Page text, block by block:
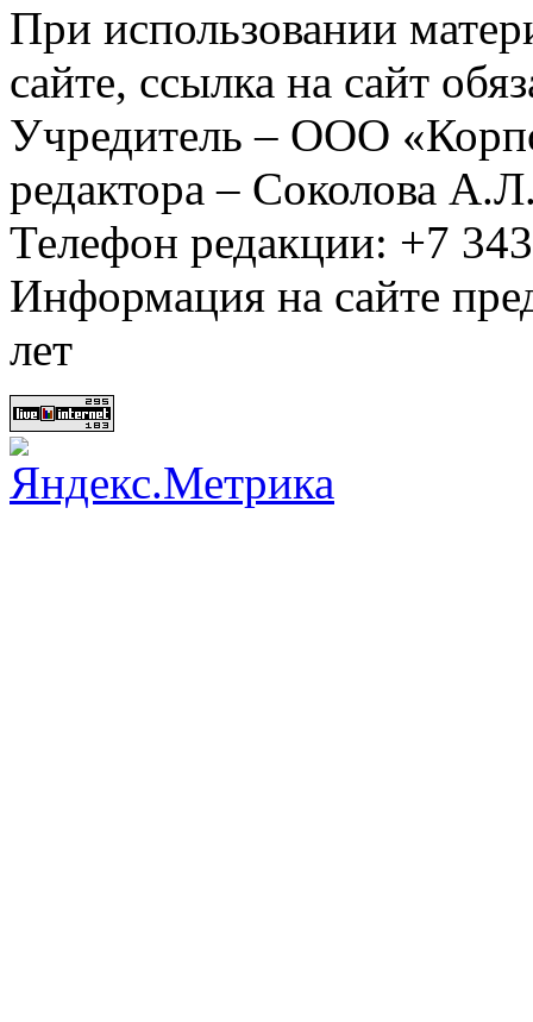
При использовании
сайте, ссылка на сайт
Учредитель – ООО
редактора – Соколова
Телефон редакции: +7
Информация на сайте
лет